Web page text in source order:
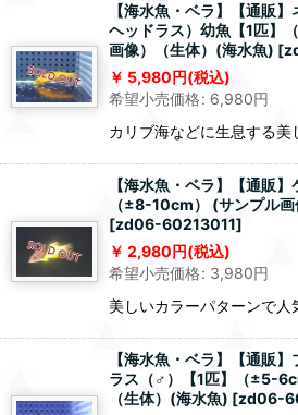
【海水魚・ベラ】【通販
ヘッドラス）幼魚【1匹】
画像）（生体）(海水魚) [
5,980円(税込)
希望小売価格: 6,980円
カリブ海などに生息する美
【海水魚・ベラ】【通販】
（±8-10cm） (サンプル
[zd06-60213011]
2,980円(税込)
希望小売価格: 3,980円
美しいカラーパターンで人
【海水魚・ベラ】【通販
ラス（♂）【1匹】（±5-
（生体）(海水魚) [zd06-